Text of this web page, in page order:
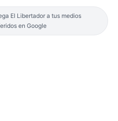
El Libertador a tus medios
en Google